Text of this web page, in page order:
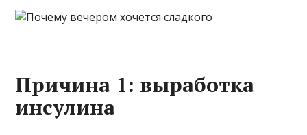
Причина 1: выработка
инсулина